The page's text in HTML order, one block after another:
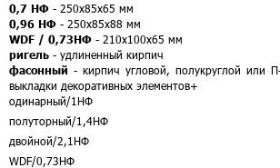
0,7 НФ - 250х85х65 мм
0,96 НФ - 250х85х88 мм
WDF / 0,73НФ - 210х100х65 мм
ригель - удлиненный кирпич
фасонный - кирпич угловой, полукруглой или
выкладки декоративных элементов+
одинарный/1НФ
полуторный/1,4НФ
двойной/2,1НФ
WDF/0,73НФ